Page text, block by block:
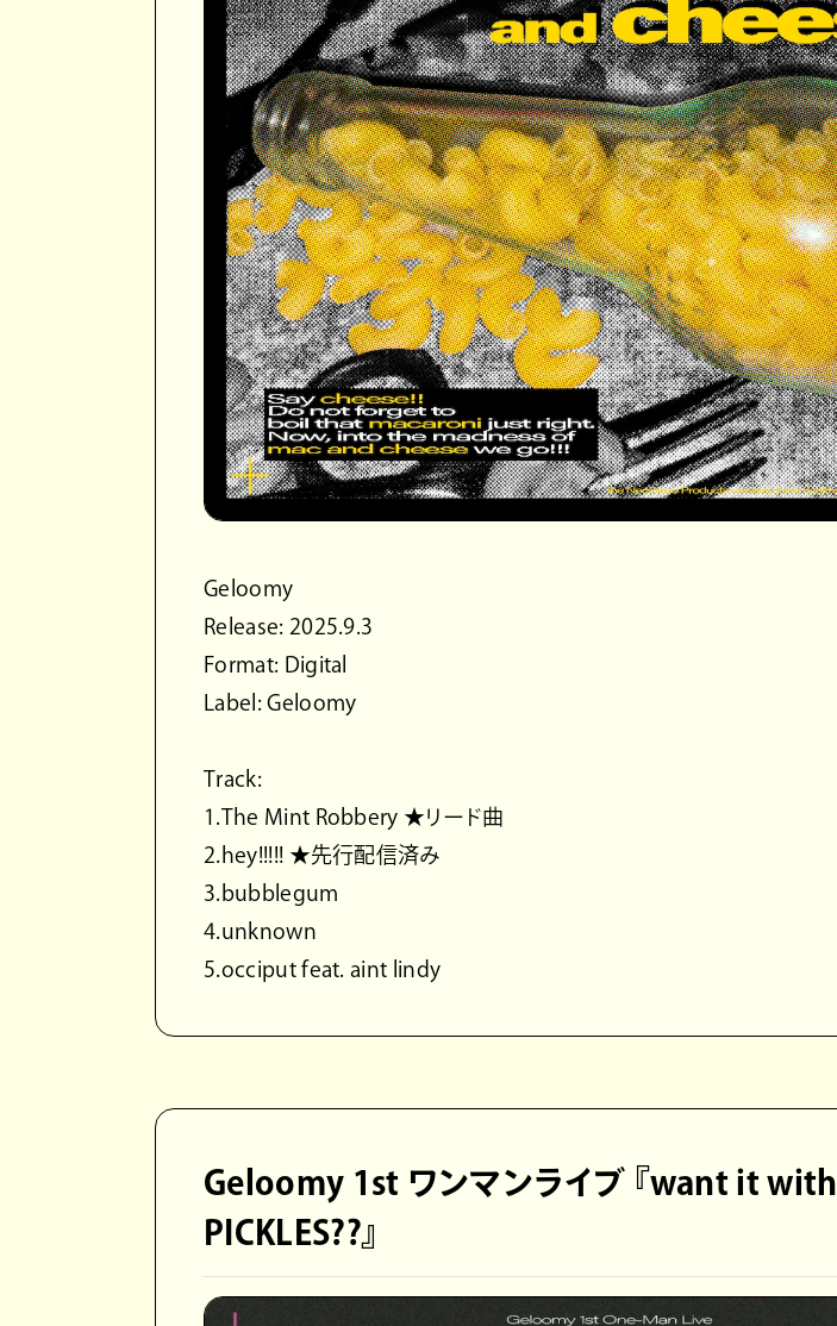
Geloomy
Release: 2025.9.3
Format: Digital
Label: Geloomy
Track:
1.The Mint Robbery ★リード曲
2.hey!!!!! ★先行配信済み
3.bubblegum
4.unknown
5.occiput feat. aint lindy
Geloomy 1st ワンマンライブ 『want it with
PICKLES??』